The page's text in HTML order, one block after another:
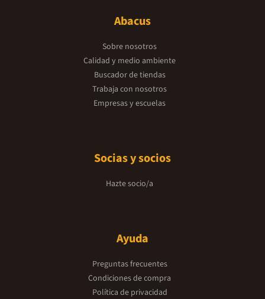
Abacus
Sobre nosotros
Calidad y medio ambiente
Buscador de tiendas
Trabaja con nosotros
Empresas y escuelas
Socias y socios
Hazte socio/a
Ayuda
Preguntas frecuentes
Condiciones de compra
Política de privacidad